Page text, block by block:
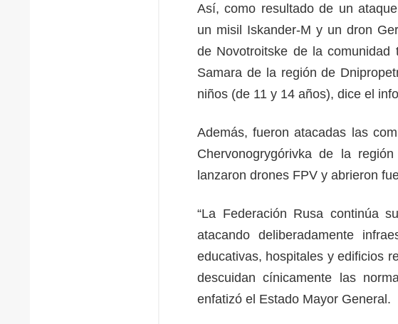
Así, como resultado de un
un misil Iskander-M y un dron
de Novotroitske de la
Samara de la región de
niños (de 11 y 14 años), dice el
Además, fueron atacadas las
Chervonogrygórivka de la
lanzaron drones FPV y abrieron
“La Federación Rusa continúa
atacando deliberadamente
educativas, hospitales y edificios
descuidan cínicamente las
enfatizó el Estado Mayor General.